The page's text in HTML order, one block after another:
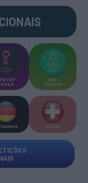
CUP
WSE
TROPHY
SUÍÇA